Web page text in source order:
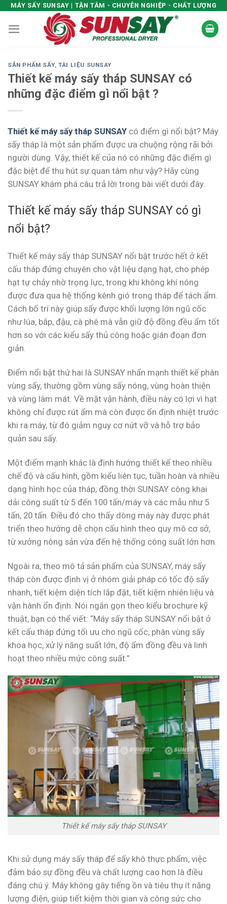
Skip
content
MÁY SẤY SUNSAY | TẬN TÂM - CHUYÊN NGHIỆP - CHẤT LƯỢNG
SẢN PHẨM SẤY,TÀI LIỆU SUNSAY
Thiết kế máy sấy tháp SUNSAY có
những đặc điểm gì nổi bật ?
Thiết kế máy sấy tháp SUNSAY có điểm gì nổi bật? Máy
sấy tháp là một sản phẩm được ưa chuộng rộng rãi bởi
người dùng. Vậy, thiết kế của nó có những đặc điểm gì
đặc biệt để thu hút sự quan tâm như vậy? Hãy cùng
SUNSAY khám phá câu trả lời trong bài viết dưới đây.
Thiết kế máy sấy tháp SUNSAY có gì
nổi bật?
Thiết kế máy sấy tháp SUNSAY nổi bật trước hết ở kết
cấu tháp đứng chuyên cho vật liệu dạng hạt, cho phép
hạt tự chảy nhờ trọng lực, trong khi không khí nóng
được đưa qua hệ thống kênh gió trong tháp để tách ẩm.
Cách bố trí này giúp sấy được khối lượng lớn ngũ cốc
như lúa, bắp, đậu, cà phê mà vẫn giữ độ đồng đều ẩm tốt
hơn so với các kiểu sấy thủ công hoặc gián đoạn đơn
giản.
Điểm nổi bật thứ hai là SUNSAY nhấn mạnh thiết kế phân
vùng sấy, thường gồm vùng sấy nóng, vùng hoàn thiện
và vùng làm mát. Về mặt vận hành, điều này có lợi vì hạt
không chỉ được rút ẩm mà còn được ổn định nhiệt trước
khi ra máy, từ đó giảm nguy cơ nứt vỡ và hỗ trợ bảo
quản sau sấy.
Một điểm mạnh khác là định hướng thiết kế theo nhiều
chế độ và cấu hình, gồm kiểu liên tục, tuần hoàn và nhiều
dạng hình học của tháp; đồng thời SUNSAY công khai
dải công suất từ 5 đến 100 tấn/máy và các mẫu như 5
tấn, 20 tấn. Điều đó cho thấy dòng máy này được phát
triển theo hướng dễ chọn cấu hình theo quy mô cơ sở,
từ xưởng nông sản vừa đến hệ thống công suất lớn hơn.
Ngoài ra, theo mô tả sản phẩm của SUNSAY, máy sấy
tháp còn được định vị ở nhóm giải pháp có tốc độ sấy
nhanh, tiết kiệm diện tích lắp đặt, tiết kiệm nhiên liệu và
vận hành ổn định. Nói ngắn gọn theo kiểu brochure kỹ
thuật, bạn có thể viết: “Máy sấy tháp SUNSAY nổi bật ở
kết cấu tháp đứng tối ưu cho ngũ cốc, phân vùng sấy
khoa học, xử lý năng suất lớn, độ ẩm đồng đều và linh
hoạt theo nhiều mức công suất.”
Thiết kế máy sấy tháp SUNSAY
Khi sử dụng máy sấy tháp để sấy khô thực phẩm, việc
đảm bảo sự đồng đều và chất lượng cao hơn là điều
đáng chú ý. Máy không gây tiếng ồn và tiêu thụ ít năng
lượng điện, giúp tiết kiệm thời gian và công sức cho